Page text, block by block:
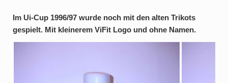
Im Ui-Cup 1996/97 wurde noch mit den alten Trikots
gespielt. Mit kleinerem ViFit Logo und ohne Namen.